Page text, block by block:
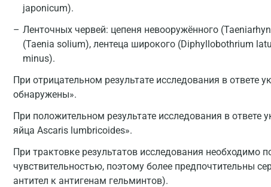
japonicum).
Ленточных червей: цепеня невооружённого
(Taenia solium), лентеца широкого (Diphyllobothrium
minus).
При отрицательном результате исследования в ответе
обнаружены».
При положительном результате исследования в ответе
яйца Ascaris lumbricoides».
При трактовке результатов исследования необходимо
чувствительностью, поэтому более предпочтительны
антител к антигенам гельминтов).